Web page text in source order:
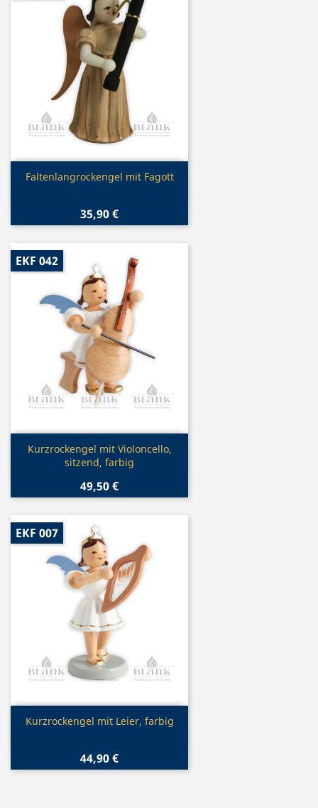
Vorschau
Faltenlangrockengel mit Fagott
35,90 €
Vorschau
Kurzrockengel mit Violoncello,
sitzend, farbig
49,50 €
EKF 042
Vorschau
Kurzrockengel mit Leier, farbig
44,90 €
EKF 007